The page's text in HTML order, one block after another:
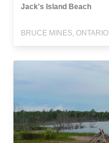
Jack's Island Beach
BRUCE MINES, ONTARIO